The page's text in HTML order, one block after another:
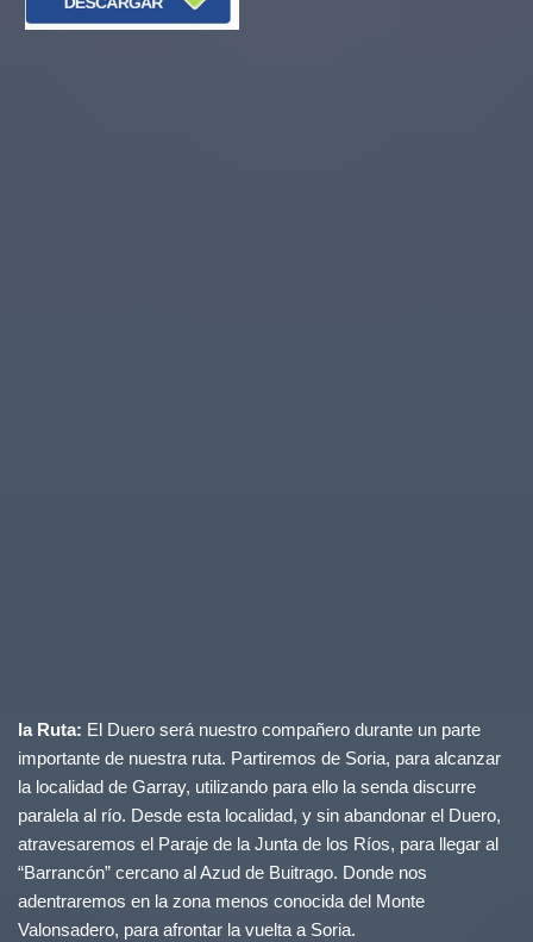
la Ruta: El Duero será nuestro compañero durante un parte
importante de nuestra ruta. Partiremos de Soria, para alcanzar
la localidad de Garray, utilizando para ello la senda discurre
paralela al río. Desde esta localidad, y sin abandonar el Duero,
atravesaremos el Paraje de la Junta de los Ríos, para llegar al
“Barrancón” cercano al Azud de Buitrago. Donde nos
adentraremos en la zona menos conocida del Monte
Valonsadero, para afrontar la vuelta a Soria.